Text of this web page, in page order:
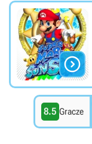

8.5 Gracze